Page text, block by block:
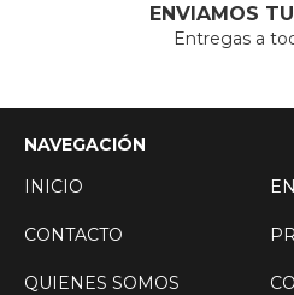
ENVIAMOS
Entregas a
NAVEGACIÓN
INICIO
CONTACTO
QUIENES SOMOS